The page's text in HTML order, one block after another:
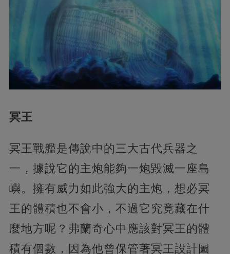
冥王
冥王戰艦是傳說中的三大古代兵器之
一，據說它的主炮能夠一炮毀滅一座島
嶼。擁有威力如此強大的主炮，想必冥
王的體積也不會小，不過它究竟藏在什
麼地方呢？弗蘭奇心中應該對冥王的體
積有個數，因為他曾保管著冥王設計圖